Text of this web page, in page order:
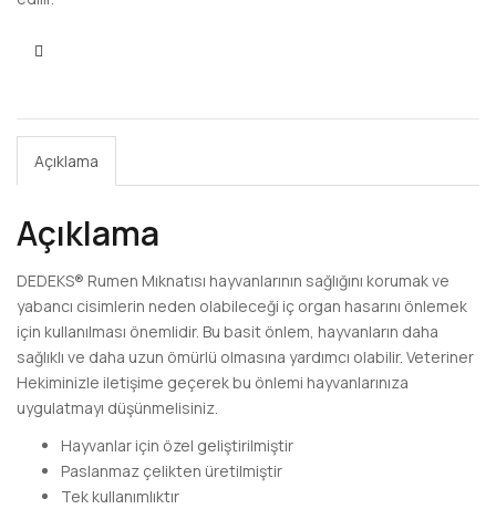
Açıklama
Açıklama
DEDEKS® Rumen Mıknatısı hayvanlarının sağlığını korumak ve
yabancı cisimlerin neden olabileceği iç organ hasarını önlemek
için kullanılması önemlidir. Bu basit önlem, hayvanların daha
sağlıklı ve daha uzun ömürlü olmasına yardımcı olabilir. Veteriner
Hekiminizle iletişime geçerek bu önlemi hayvanlarınıza
uygulatmayı düşünmelisiniz.
Hayvanlar için özel geliştirilmiştir
Paslanmaz çelikten üretilmiştir
Tek kullanımlıktır